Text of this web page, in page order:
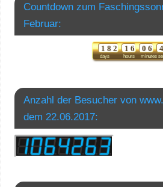
Countdown zum
Februar:
days
1 8 2
hours
1 6
minutes
0 6 3
4
Anzahl der Besucher von
dem 22.06.2017: